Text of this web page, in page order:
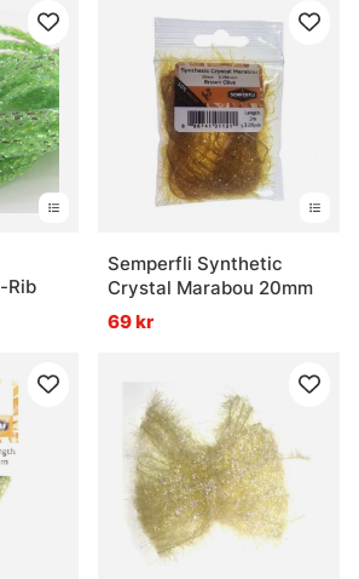
5 stjärnor
Rib
Semperfli Synthetic
Crystal Marabou 20mm
69 kr